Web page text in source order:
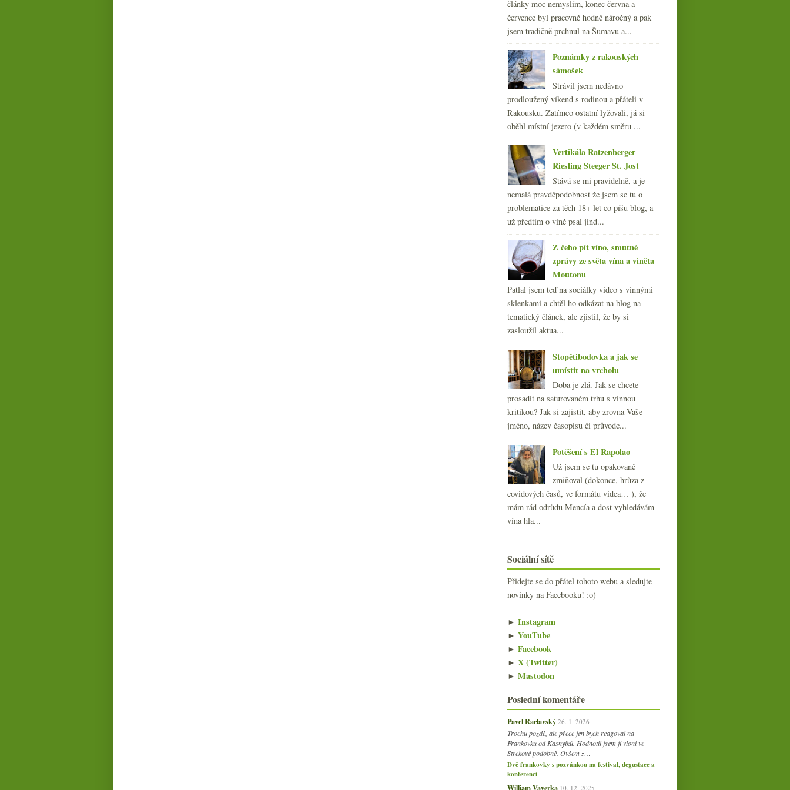
články moc nemyslím, konec června a
července byl pracovně hodně náročný a pak
jsem tradičně prchnul na Šumavu a...
Poznámky z rakouských
sámošek
Strávil jsem nedávno
prodloužený víkend s rodinou a přáteli v
Rakousku. Zatímco ostatní lyžovali, já si
oběhl místní jezero (v každém směru ...
Vertikála Ratzenberger
Riesling Steeger St. Jost
Stává se mi pravidelně, a je
nemalá pravděpodobnost že jsem se tu o
problematice za těch 18+ let co píšu blog, a
už předtím o víně psal jind...
Z čeho pít víno, smutné
zprávy ze světa vína a viněta
Moutonu
Patlal jsem teď na sociálky video s vinnými
sklenkami a chtěl ho odkázat na blog na
tematický článek, ale zjistil, že by si
zasloužil aktua...
Stopětibodovka a jak se
umístit na vrcholu
Doba je zlá. Jak se chcete
prosadit na saturovaném trhu s vinnou
kritikou? Jak si zajistit, aby zrovna Vaše
jméno, název časopisu či průvodc...
Potěšení s El Rapolao
Už jsem se tu opakovaně
zmiňoval (dokonce, hrůza z
covidových časů, ve formátu videa… ), že
mám rád odrůdu Mencía a dost vyhledávám
vína hla...
Sociální sítě
Přidejte se do přátel tohoto webu a sledujte
novinky na Facebooku! :o)
► Instagram
► YouTube
► Facebook
► X (Twitter)
► Mastodon
Poslední komentáře
Pavel Raclavský 26. 1. 2026
Trochu pozdě, ale přece jen bych reagoval na
Frankovku od Kasnyiků. Hodnotil jsem ji vloni ve
Strekově podobně. Ovšem z…
Dvě frankovky s pozvánkou na festival, degustace a
konferenci
William Vaverka 10. 12. 2025